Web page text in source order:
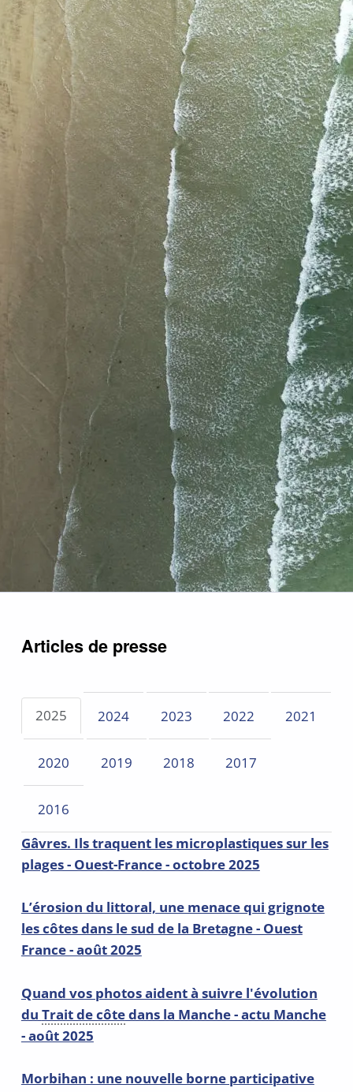
Articles de presse
2025 2024 2023 2022 2021
2020 2019 2018 2017
2016
Gâvres. Ils traquent les microplastiques sur les
plages - Ouest-France - octobre 2025
L’érosion du littoral, une menace qui grignote
les côtes dans le sud de la Bretagne - Ouest
France - août 2025
Quand vos photos aident à suivre l'évolution
du Trait de côtedans la Manche - actu Manche
- août 2025
Morbihan : une nouvelle borne participative